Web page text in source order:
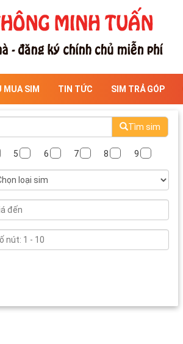
MUA SIM TIN TỨC SIM TRẢ GÓP
Tìm sim
5 6 7 8 9